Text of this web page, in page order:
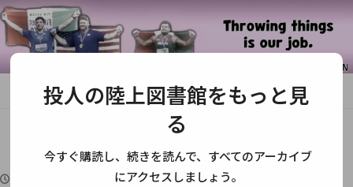
HOME 砲丸投 【雑記】近年の砲丸投げアメリカ勢
【雑記】近年の砲丸投げアメリカ勢
2024-01-25 砲丸投 2件
投人の陸上図書館をもっと見
る
今すぐ購読し、続きを読んで、すべてのアーカイブ
にアクセスしましょう。